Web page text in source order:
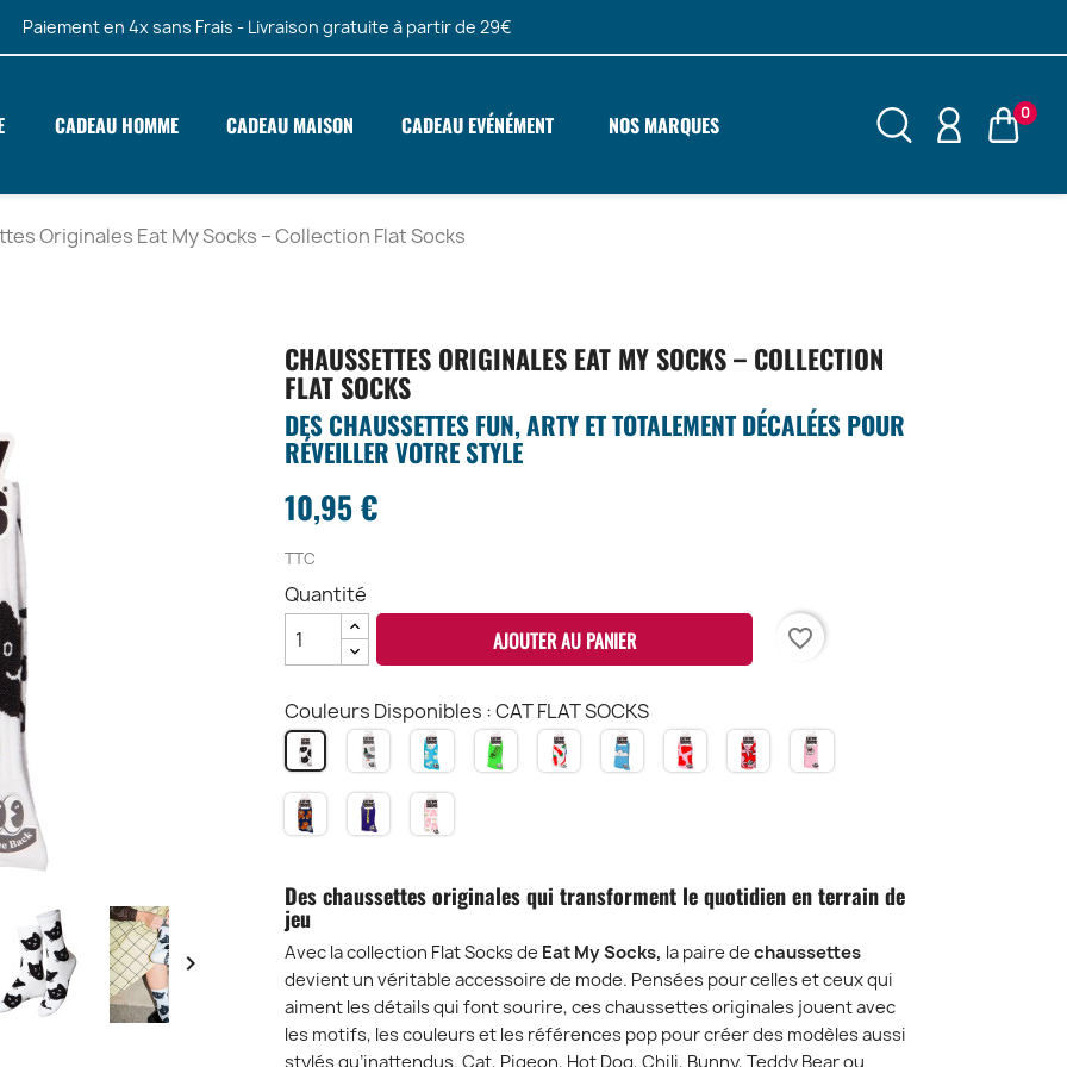
Paiement en 4x sans Frais - Livraison gratuite à partir de 29€
CADEAU HOMME CADEAU MAISON CADEAU EVÉNÉMENT NOS MARQUES 0
Originales Eat My Socks – Collection Flat Socks

CHAUSSETTES ORIGINALES EAT MY SOCKS – COLLECTION
FLAT SOCKS
DES CHAUSSETTES FUN, ARTY ET TOTALEMENT DÉCALÉES POUR
RÉVEILLER VOTRE STYLE
10,95 €
TTC
Quantité
AJOUTER AU PANIER favorite_border
Couleurs Disponibles : CAT FLAT SOCKS
CAT
FLAT
SOCKS
PIGEON
FLAT
SOCKS
LATE
BUNNY
HOT
DOG
CHILI
FLAT
CLOUD
FLAT
LOVE
FLAT
DAISY
FLAT
VINTAGE
CAT
TEDDY
BEAR
OFFLINE
FLAT
TEDDY
RAIMBOW
Des chaussettes originales qui transforment le quotidien en terrain de
jeu
Avec la collection Flat Socks de Eat My Socks, la paire de chaussettes
devient un véritable accessoire de mode. Pensées pour celles et ceux qui
aiment les détails qui font sourire, ces chaussettes originales jouent avec
les motifs, les couleurs et les références pop pour créer des modèles aussi